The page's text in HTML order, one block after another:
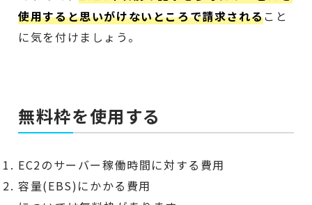
使用すると思いがけないところで請求されること
に気を付けましょう。
無料枠を使用する
EC2のサーバー稼働時間に対する費用
容量(EBS)にかかる費用